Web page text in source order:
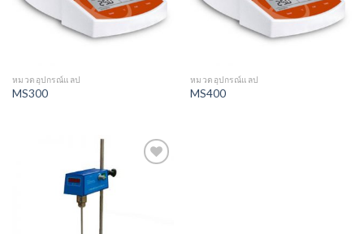
หมวดอุปกรณ์แลป
MS300
หมวดอุปกรณ์แลป
MS400